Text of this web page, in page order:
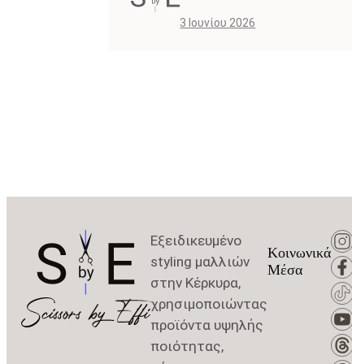
3 Ιουνίου 2026
Εξειδικευμένο
styling μαλλιών
στην Κέρκυρα,
χρησιμοποιώντας
προϊόντα υψηλής
ποιότητας,
Κοινωνικά
Μέσα